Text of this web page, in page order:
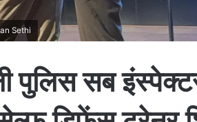
Sethi
पुलिस सब